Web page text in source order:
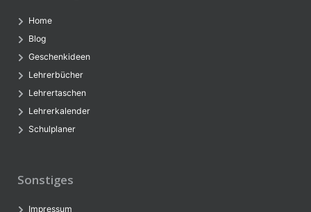
Home
Blog
Geschenkideen
Lehrerbücher
Lehrertaschen
Lehrerkalender
Schulplaner
Sonstiges
Impressum